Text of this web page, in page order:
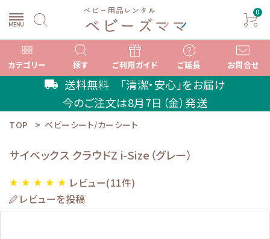
0
カテゴリー 探す ご利用ガイド ご延長 お問合せ
local_shipping 送料無料 「清潔・安心」をお届け
今のご注文は8月7日（金）発送
ACCOUNT MENU
ようこそ ゲスト 様
TOP ベビーシート/カーシート
サイベックス クラウドZ i-Size（グレー）
star star star star star レビュー(11件)
レビューを投稿